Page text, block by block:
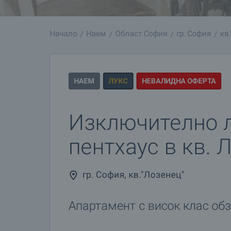
Начало Наем Област София гр. София
НАЕМ ЛУКС НЕВАЛИДНА ОФЕРТА
Изключително
пентхаус в кв.
гр. София, кв."Лозенец"
Апартамент с висок клас